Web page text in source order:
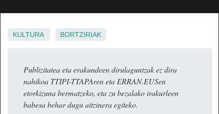
KULTURA BORTZIRIAK
Publizitatea eta erakundeen dirulaguntzak ez dira
nahikoa TTIPI-TTAPAren eta ERRAN.EUSen
etorkizuna bermatzeko, eta zu bezalako irakurleen
babesa behar dugu aitzinera egiteko.